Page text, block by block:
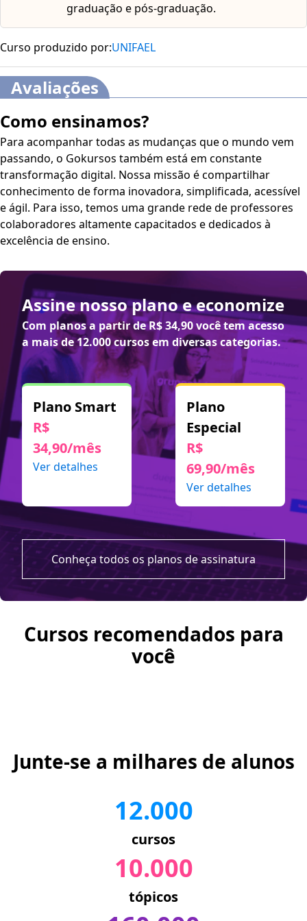
graduação e pós-graduação.
Curso produzido por:UNIFAEL
Avaliações
Como ensinamos?
Para acompanhar todas as mudanças que o mundo vem
passando, o Gokursos também está em constante
transformação digital. Nossa missão é compartilhar
conhecimento de forma inovadora, simplificada, acessível
e ágil. Para isso, temos uma grande rede de professores
colaboradores altamente capacitados e dedicados à
excelência de ensino.
Assine nosso plano e economize
Com planos a partir deR$ 34,90você tem acesso
a mais de 12.000 cursos em diversas categorias.
Plano Smart
R$
34,90/mês
Ver detalhes
Plano
Especial
R$
69,90/mês
Ver detalhes
Conheça todos os planos de assinatura
Cursos recomendados para
você
Junte-se a milhares de alunos
12.000
cursos
10.000
tópicos